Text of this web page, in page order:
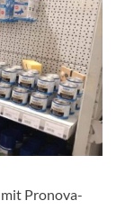
Pronova-